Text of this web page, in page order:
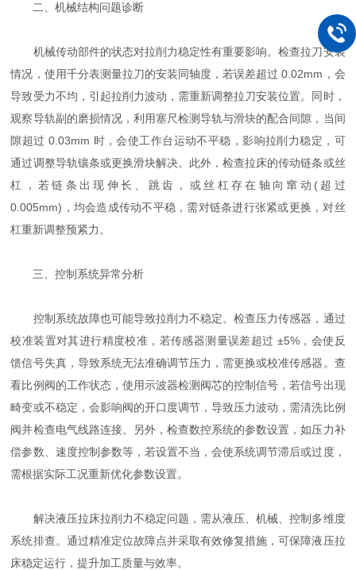
二、机械结构问题诊断
机械传动部件的状态对拉削力稳定性有重要影响。检查拉刀安装
情况，使用千分表测量拉刀的安装同轴度，若误差超过 0.02mm，会
导致受力不均，引起拉削力波动，需重新调整拉刀安装位置。同时，
观察导轨副的磨损情况，利用塞尺检测导轨与滑块的配合间隙，当间
隙超过 0.03mm 时，会使工作台运动不平稳，影响拉削力稳定，可
通过调整导轨镶条或更换滑块解决。此外，检查拉床的传动链条或丝
杠，若链条出现伸长、跳齿，或丝杠存在轴向窜动(超过
0.005mm)，均会造成传动不平稳，需对链条进行张紧或更换，对丝
杠重新调整预紧力。
三、控制系统异常分析
控制系统故障也可能导致拉削力不稳定。检查压力传感器，通过
校准装置对其进行精度校准，若传感器测量误差超过 ±5%，会使反
馈信号失真，导致系统无法准确调节压力，需更换或校准传感器。查
看比例阀的工作状态，使用示波器检测阀芯的控制信号，若信号出现
畸变或不稳定，会影响阀的开口度调节，导致压力波动，需清洗比例
阀并检查电气线路连接。另外，检查数控系统的参数设置，如压力补
偿参数、速度控制参数等，若设置不当，会使系统调节滞后或过度，
需根据实际工况重新优化参数设置。
解决液压拉床拉削力不稳定问题，需从液压、机械、控制多维度
系统排查。通过精准定位故障点并采取有效修复措施，可保障液压拉
床稳定运行，提升加工质量与效率。